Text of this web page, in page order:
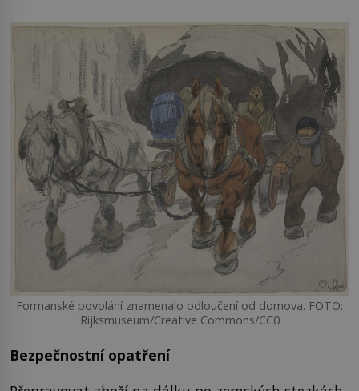
Formanské povolání znamenalo odloučení od domova. FOTO:
Rijksmuseum/Creative Commons/CC0
Bezpečnostní opatření